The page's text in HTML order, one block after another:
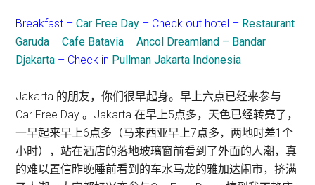
Breakfast –Car Free Day – Check out hotel – Restaurant
Garuda –Cafe Batavia –Ancol Dreamland – Bandar
Djakarta – Check in Pullman Jakarta Indonesia
Jakarta 的朋友，你们很早起身。早上六点已经来参与
Car Free Day 。Jakarta 在早上5点多，天色已经转亮了，
一早起来早上6点多（马来西亚早上7点多，两地时差1个
小时），站在酒店的落地玻璃窗前看到了外面的人潮，真
的难以置信昨晚睡前看到的车水马龙的雅加达闹市，挤满